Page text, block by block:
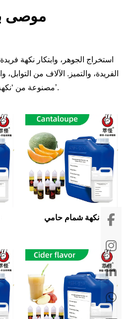
موصى
استخراج الجوهر، وابتكار نكهة
الفريدة، والتميز. الآلاف من
مصنوعة من ‘نكهة فريدة’.
نكهة شمام حامي